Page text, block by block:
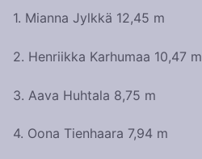
1. Mianna Jylkkä 12,45 m
2. Henriikka Karhumaa 10,47 m
3. Aava Huhtala 8,75 m
4. Oona Tienhaara 7,94 m